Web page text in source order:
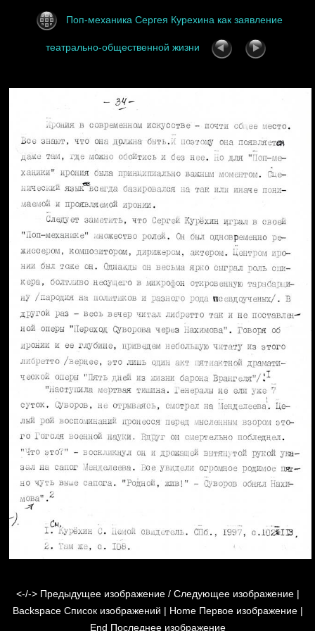
Поп-механика Сергея Курехина как заявление
театрально-общественной жизни
<-/->Предыдущее изображение / Следующее изображение |
BackspaceСписок изображений | HomeПервое изображение |
End Последнее изображение